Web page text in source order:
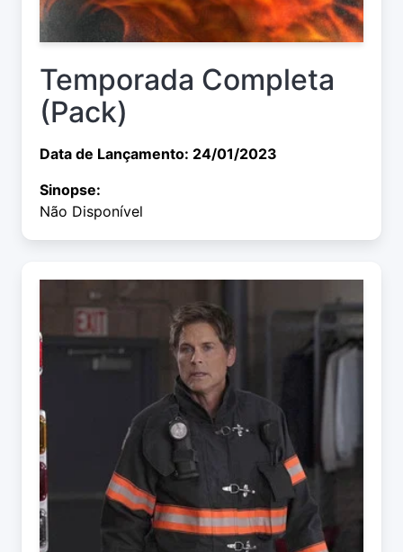
Temporada Completa
(Pack)
Data de Lançamento: 24/01/2023
Sinopse:
Não Disponível